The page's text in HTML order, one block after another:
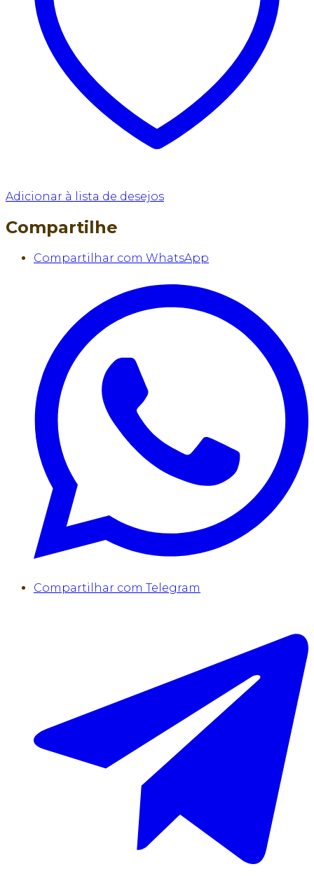
Adicionar à lista de desejos
Compartilhe
Compartilhar com WhatsApp
Compartilhar com Telegram